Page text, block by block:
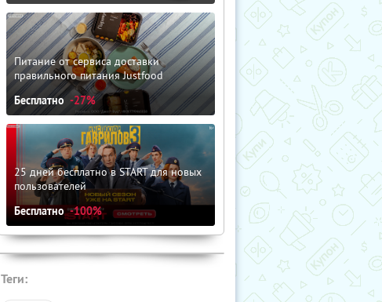
Питание от сервиса доставки
правильного питания Justfood
Бесплатно -27%
25 дней бесплатно в START для новых
пользователей
Бесплатно -100%
Теги: